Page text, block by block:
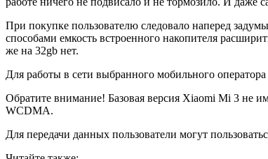
При покупке пользователю следовало наперед
способами емкость встроенного накопителя
же на 32gb нет.
Для работы в сети выбранного мобильного
Обратите внимание! Базовая версия Xiaomi Mi 3 не
WCDMA.
Для передачи данных пользователи могут